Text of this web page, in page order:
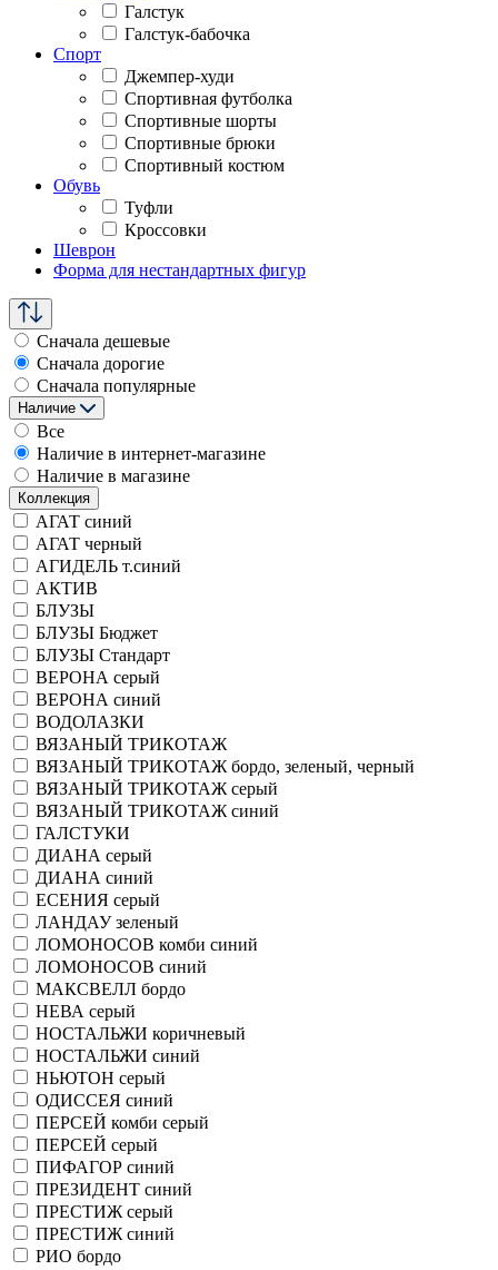
Галстук
Галстук-бабочка
Спорт
Джемпер-худи
Спортивная футболка
Спортивные шорты
Спортивные брюки
Спортивный костюм
Обувь
Туфли
Кроссовки
Шеврон
Форма для нестандартных фигур
Сначала дешевые
Сначала дорогие
Сначала популярные
Наличие
Все
Наличие в интернет-магазине
Наличие в магазине
Коллекция
АГАТ синий
АГАТ черный
АГИДЕЛЬ т.синий
АКТИВ
БЛУЗЫ
БЛУЗЫ Бюджет
БЛУЗЫ Стандарт
ВЕРОНА серый
ВЕРОНА синий
ВОДОЛАЗКИ
ВЯЗАНЫЙ ТРИКОТАЖ
ВЯЗАНЫЙ ТРИКОТАЖ бордо, зеленый, черный
ВЯЗАНЫЙ ТРИКОТАЖ серый
ВЯЗАНЫЙ ТРИКОТАЖ синий
ГАЛСТУКИ
ДИАНА серый
ДИАНА синий
ЕСЕНИЯ серый
ЛАНДАУ зеленый
ЛОМОНОСОВ комби синий
ЛОМОНОСОВ синий
МАКСВЕЛЛ бордо
НЕВА серый
НОСТАЛЬЖИ коричневый
НОСТАЛЬЖИ синий
НЬЮТОН серый
ОДИССЕЯ синий
ПЕРСЕЙ комби серый
ПЕРСЕЙ серый
ПИФАГОР синий
ПРЕЗИДЕНТ синий
ПРЕСТИЖ серый
ПРЕСТИЖ синий
РИО бордо